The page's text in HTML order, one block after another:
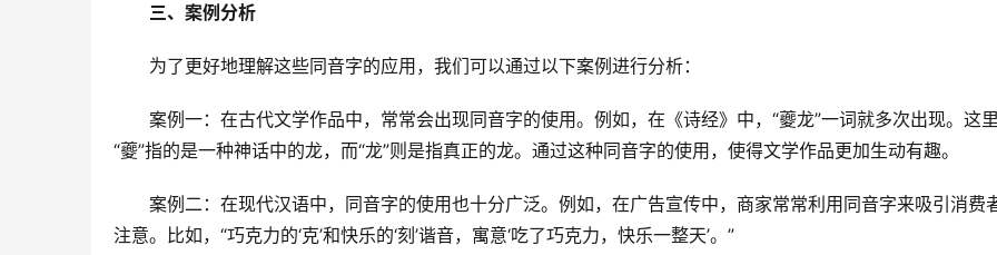
三、案例分析
为了更好地理解这些同音字的应用，我们可以通过以下案例进行分析：
案例一：在古代文学作品中，常常会出现同音字的使用。例如，在《诗经》中，“夔龙”一词就多次出现。这
“夔”指的是一种神话中的龙，而“龙”则是指真正的龙。通过这种同音字的使用，使得文学作品更加生动有趣。
案例二：在现代汉语中，同音字的使用也十分广泛。例如，在广告宣传中，商家常常利用同音字来吸引消费
注意。比如，“巧克力的‘克’和快乐的‘刻’谐音，寓意‘吃了巧克力，快乐一整天’。”